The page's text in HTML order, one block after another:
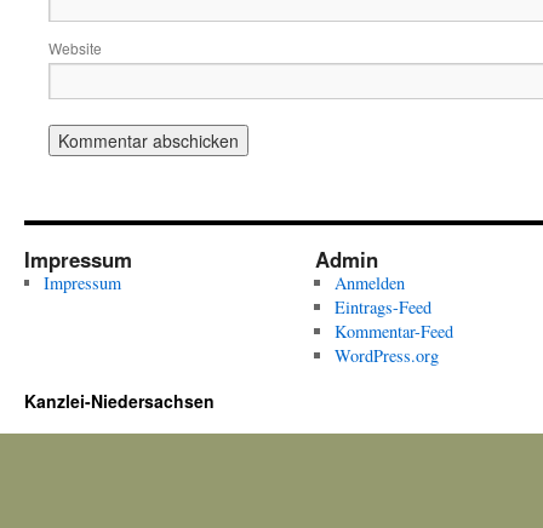
Website
Impressum
Impressum
Admin
Anmelden
Eintrags-Feed
Kommentar-Feed
WordPress.org
Kanzlei-Niedersachsen